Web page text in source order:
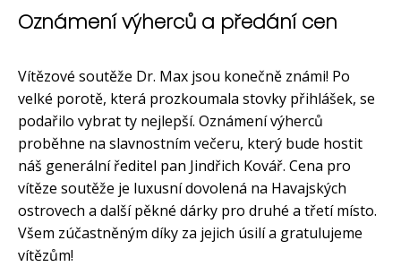
Oznámení výherců a předání cen
Vítězové soutěže Dr. Max jsou konečně známi! Po
velké porotě, která prozkoumala stovky přihlášek, se
podařilo vybrat ty nejlepší. Oznámení výherců
proběhne na slavnostním večeru, který bude hostit
náš generální ředitel pan Jindřich Kovář. Cena pro
vítěze soutěže je luxusní dovolená na Havajských
ostrovech a další pěkné dárky pro druhé a třetí místo.
Všem zúčastněným díky za jejich úsilí a gratulujeme
vítězům!